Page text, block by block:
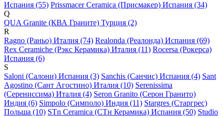
Испания (55) Prissmacer Ceramica (Присмакер) Испания (34)
Q
QUA Granite (КВА Граните) Турция (2)
R
Ragno (Раньо) Италия (74) Realonda (Реалонда) Испания (69)
Rex Ceramiche (Рэкс Керамика) Италия (11) Rocersa (Рокерса)
Испания (6)
S
Saloni (Салони) Испания (3) Sanchis (Санчис) Испания (4) Sant
Agostino (Сант Агостино) Италия (10) Serenissima
(Серениссима) Италия (4) Seron Granito (Серон Гранито)
Индия (6) Simpolo (Симполо) Индия (11) Stargres (Старгрес)
Польша (10) STn Ceramica (СТн Керамика) Испания (50) Studio